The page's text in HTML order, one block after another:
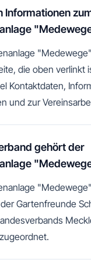
Informationen
die oben verlinkt
Kontaktdaten,
und zur
gehört der
Gartenfreunde